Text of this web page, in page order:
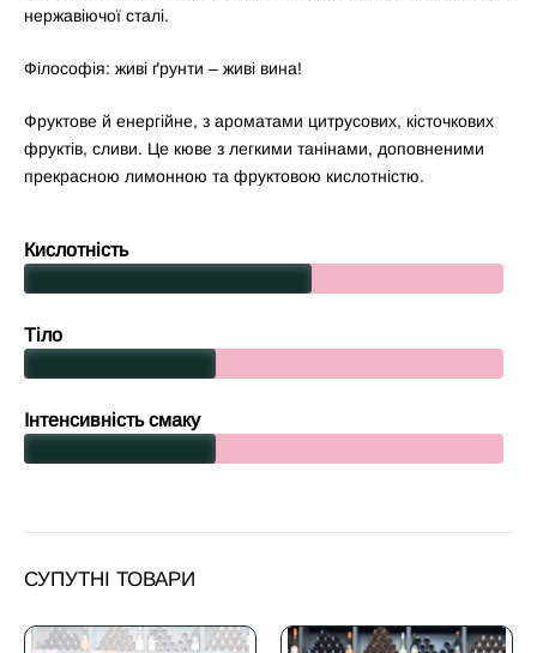
нержавіючої сталі.
Філософія: живі ґрунти – живі вина!
Фруктове й енергійне, з ароматами цитрусових, кісточкових
фруктів, сливи. Це кюве з легкими танінами, доповненими
прекрасною лимонною та фруктовою кислотністю.
Кислотність
Тіло
Інтенсивність смаку
СУПУТНІ ТОВАРИ